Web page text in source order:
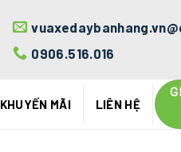
0906.516.016
KHUYẾN MÃI LIÊN HỆ